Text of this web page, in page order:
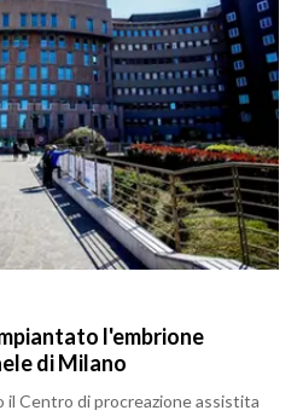
l'embrione
di Milano
il Centro di procreazione assistita